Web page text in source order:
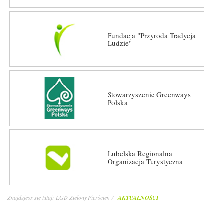
Fundacja "Przyroda Tradycja
Ludzie"
Stowarzyszenie Greenways
Polska
Lubelska Regionalna
Organizacja Turystyczna
Znajdujesz się tutaj: LGD Zielony Pierścień AKTUALNOŚCI